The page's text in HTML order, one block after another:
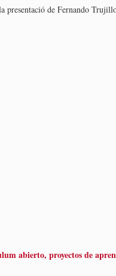
presentació de Fernando
abierto, proyectos de